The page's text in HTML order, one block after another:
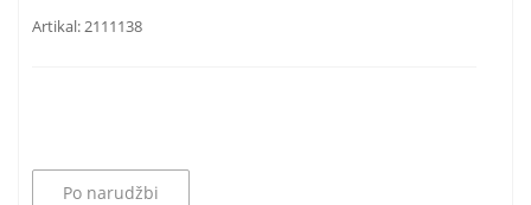
Artikal:2111138
Po narudžbi